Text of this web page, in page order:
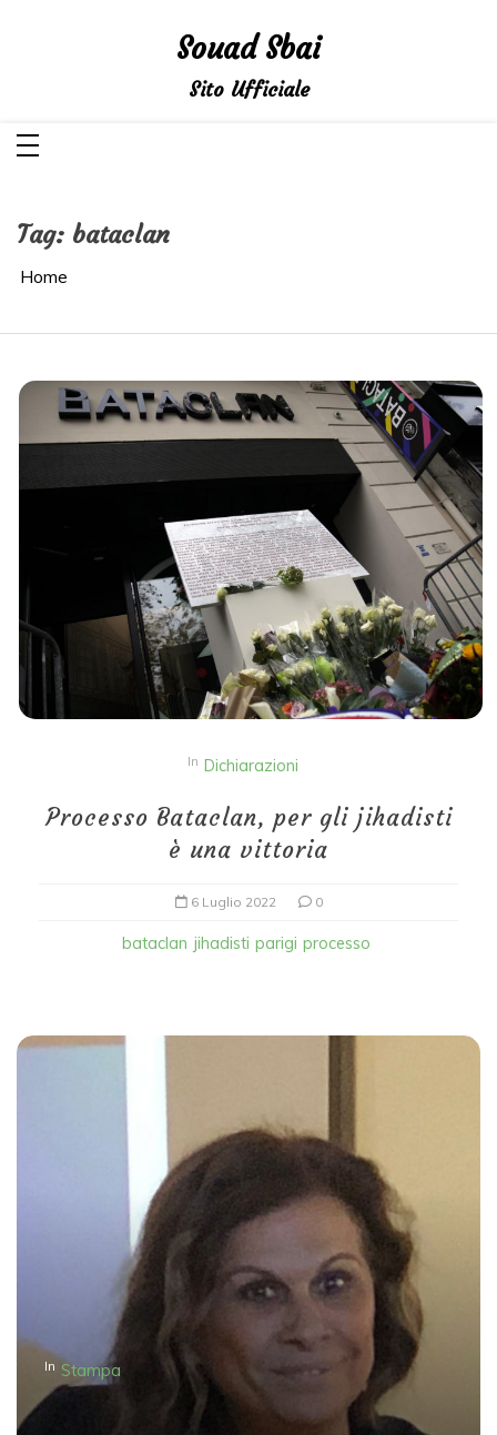
Souad Sbai
Sito Ufficiale
Tag: bataclan
Home
In Dichiarazioni
Processo Bataclan, per gli jihadisti
è una vittoria
6 Luglio 2022 0
bataclan jihadisti parigi processo
In Stampa